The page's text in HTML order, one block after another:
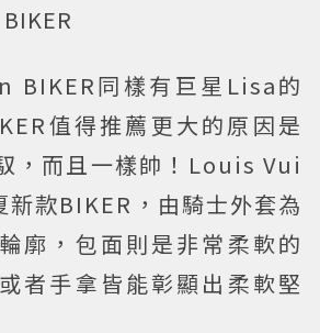
BIKER同樣有巨星Lisa的
值得推薦更大的原因是
，而且一樣帥！Louis Vui
款BIKER，由騎士外套為
廓，包面則是非常柔軟的
者手拿皆能彰顯出柔軟堅